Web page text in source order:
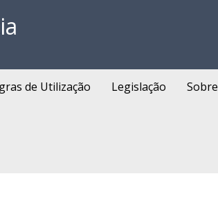
de Utilização Legislação Sobre